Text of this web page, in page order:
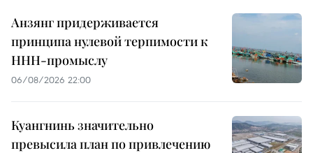
Анзянг придерживается
принципа нулевой терпимости к
ННН-промыслу
06/08/2026 22:00
Куангнинь значительно
превысила план по привлечению